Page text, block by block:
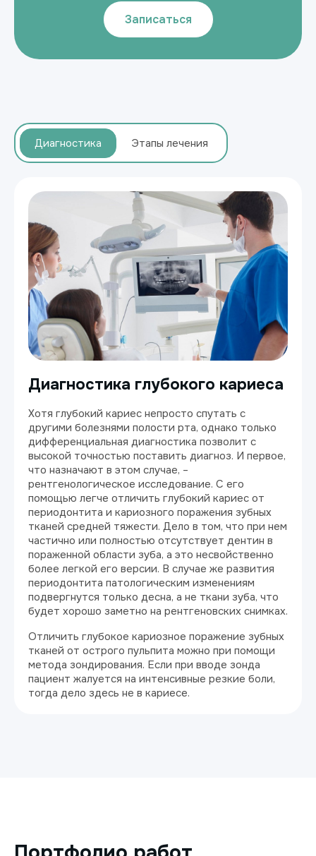
Записаться
Диагностика Этапы лечения
Диагностика глубокого кариеса
Хотя глубокий кариес непросто спутать с
другими болезнями полости рта, однако только
дифференциальная диагностика позволит с
высокой точностью поставить диагноз. И первое,
что назначают в этом случае, –
рентгенологическое исследование. С его
помощью легче отличить глубокий кариес от
периодонтита и кариозного поражения зубных
тканей средней тяжести. Дело в том, что при нем
частично или полностью отсутствует дентин в
пораженной области зуба, а это несвойственно
более легкой его версии. В случае же развития
периодонтита патологическим изменениям
подвергнутся только десна, а не ткани зуба, что
будет хорошо заметно на рентгеновских снимках.
Отличить глубокое кариозное поражение зубных
тканей от острого пульпита можно при помощи
метода зондирования. Если при вводе зонда
пациент жалуется на интенсивные резкие боли,
тогда дело здесь не в кариесе.